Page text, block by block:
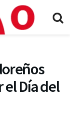
el Día del